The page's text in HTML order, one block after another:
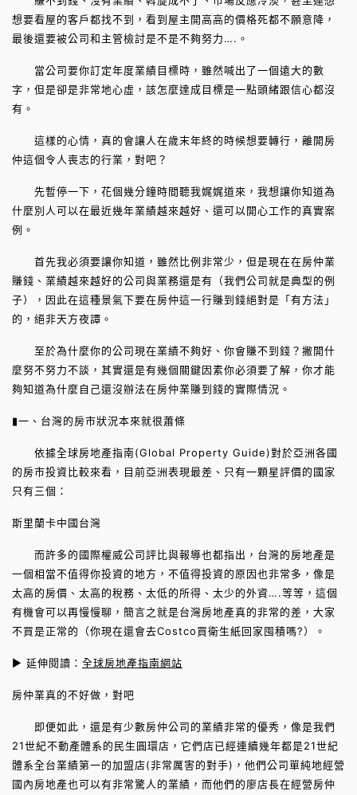
想要看屋的客戶都找不到，看到屋主開高高的價格死都不願意降，
最後還要被公司和主管檢討是不是不夠努力….。
當公司要你訂定年度業績目標時，雖然喊出了一個遠大的數
字，但是卻是非常地心虛，該怎麼達成目標是一點頭緒跟信心都沒
有。
這樣的心情，真的會讓人在歲末年終的時候想要轉行，離開房
仲這個令人喪志的行業，對吧？
先暫停一下，花個幾分鐘時間聽我娓娓道來，我想讓你知道為
什麼別人可以在最近幾年業績越來越好、還可以開心工作的真實案
例。
首先我必須要讓你知道，雖然比例非常少，但是現在在房仲業
賺錢、業績越來越好的公司與業務還是有（我們公司就是典型的例
子），因此在這種景氣下要在房仲這一行賺到錢絕對是「有方法」
的，絕非天方夜譚。
至於為什麼你的公司現在業績不夠好、你會賺不到錢？撇開什
麼努不努力不談，其實還是有幾個關鍵因素你必須要了解，你才能
夠知道為什麼自己還沒辦法在房仲業賺到錢的實際情況。
▮一、台灣的房市狀況本來就很蕭條
依據全球房地產指南(Global Property Guide)對於亞洲各國
的房市投資比較來看，目前亞洲表現最差、只有一顆星評價的國家
只有三個：
斯里蘭卡中國台灣
而許多的國際權威公司評比與報導也都指出，台灣的房地產是
一個相當不值得你投資的地方，不值得投資的原因也非常多，像是
太高的房價、太高的稅務、太低的所得、太少的外資….等等，這個
有機會可以再慢慢聊，簡言之就是台灣房地產真的非常的差，大家
不買是正常的（你現在還會去Costco買衛生紙回家囤積嗎?）。
► 延伸閱讀： 全球房地產指南網站
房仲業真的不好做，對吧
即便如此，還是有少數房仲公司的業績非常的優秀，像是我們
21世紀不動產體系的民生圓環店，它們店已經連續幾年都是21世紀
體系全台業績第一的加盟店(非常厲害的對手)，他們公司單純地經營
國內房地產也可以有非常驚人的業績，而他們的廖店長在經營房仲